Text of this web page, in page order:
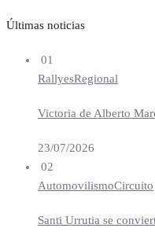
Últimas noticias
01
RallyesRegional
Victoria de Alberto
23/07/2026
02
AutomovilismoCircuito
Santi Urrutia se